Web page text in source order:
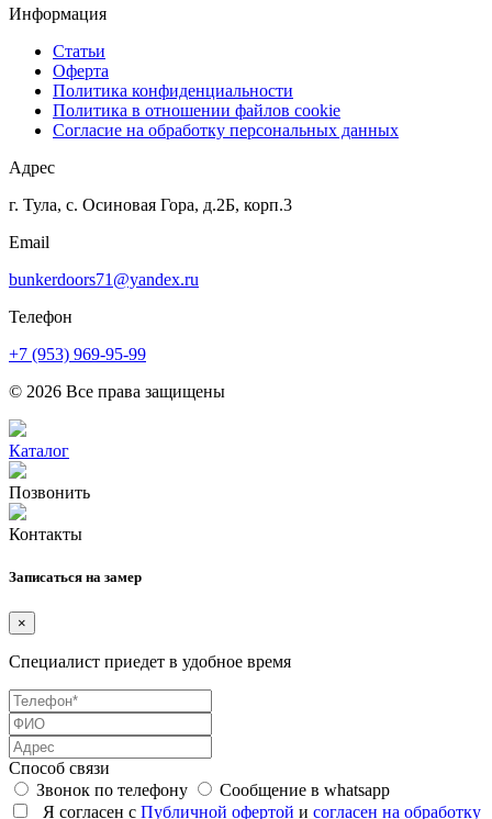
Информация
Статьи
Оферта
Политика конфиденциальности
Политика в отношении файлов cookie
Согласие на обработку персональных данных
Адрес
г. Тула, с. Осиновая Гора, д.2Б, корп.3
Email
bunkerdoors71@yandex.ru
Телефон
+7 (953) 969-95-99
© 2026 Все права защищены
Каталог
Позвонить
Контакты
Записаться на замер
×
Специалист приедет в удобное время
Способ связи
Звонок по телефону
Сообщение в whatsapp
Я согласен с Публичной офертой и согласен на обработку